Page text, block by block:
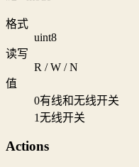
格式
uint8
读写
R / W / N
值
0有线和无线开关
1无线开关
Actions